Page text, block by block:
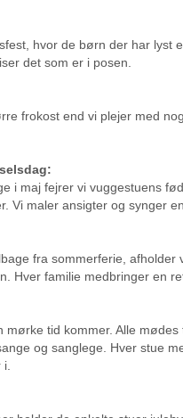
hvor de børn der har lyst
det som er i posen.
frokost end vi plejer med
i maj fejrer vi vuggestuens
Vi maler ansigter og synger
fra sommerferie, afholder
Hver familie medbringer en
mørke tid kommer. Alle
og sanglege. Hver stue